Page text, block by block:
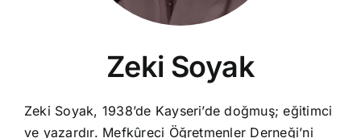
Zeki Soyak
Zeki Soyak, 1938’de Kayseri’de doğmuş; eğitimci
ve yazardır. Mefkûreci Öğretmenler Derneği’ni